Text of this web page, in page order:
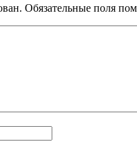
Обязательные поля